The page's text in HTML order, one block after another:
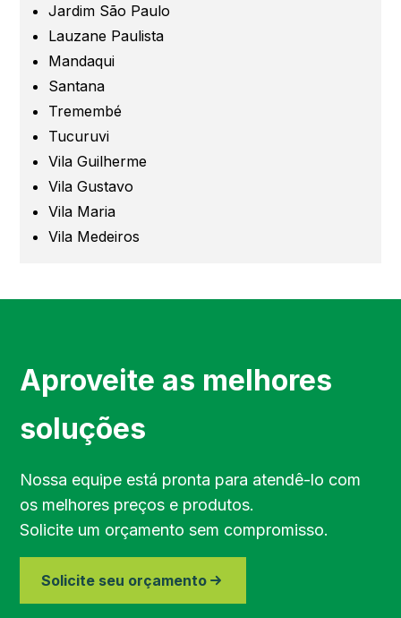
São Caetano
Região do Vale do Paraíba
Região de Piracicaba
Jardim São Paulo
Lauzane Paulista
Mandaqui
Santana
Tremembé
Tucuruvi
Vila Guilherme
Vila Gustavo
Vila Maria
Vila Medeiros
Aproveite as melhores
soluções
Nossa equipe está pronta para atendê-lo com
os melhores preços e produtos.
Solicite um orçamento sem compromisso.
Solicite seu orçamento